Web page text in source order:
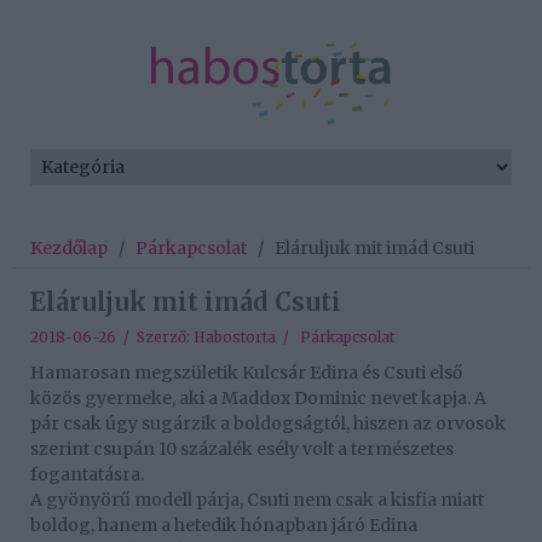
Kezdőlap / Párkapcsolat / Eláruljuk mit imád Csuti
Eláruljuk mit imád Csuti
2018-06-26 / Szerző: Habostorta / Párkapcsolat
Hamarosan megszületik Kulcsár Edina és Csuti első
közös gyermeke, aki a Maddox Dominic nevet kapja. A
pár csak úgy sugárzik a boldogságtól, hiszen az orvosok
szerint csupán 10 százalék esély volt a természetes
fogantatásra.
A gyönyörű modell párja, Csuti nem csak a kisfia miatt
boldog, hanem a hetedik hónapban járó Edina